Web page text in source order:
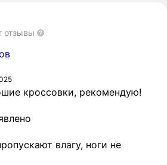
отзывы
кроссовки, рекомендую!
влагу, ноги не